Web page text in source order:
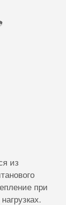
из
при